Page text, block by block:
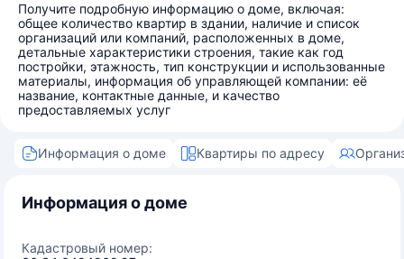
Получите подробную информацию о доме, включая:
общее количество квартир в здании, наличие и список
организаций или компаний, расположенных в доме,
детальные характеристики строения, такие как год
постройки, этажность, тип конструкции и использованные
материалы, информация об управляющей компании: её
название, контактные данные, и качество
предоставляемых услуг
Информация о доме Квартиры по адресу
Информация о доме
Кадастровый номер: